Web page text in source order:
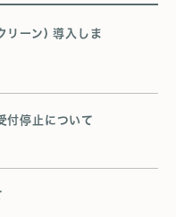
リーン) 導入しま
付停止について